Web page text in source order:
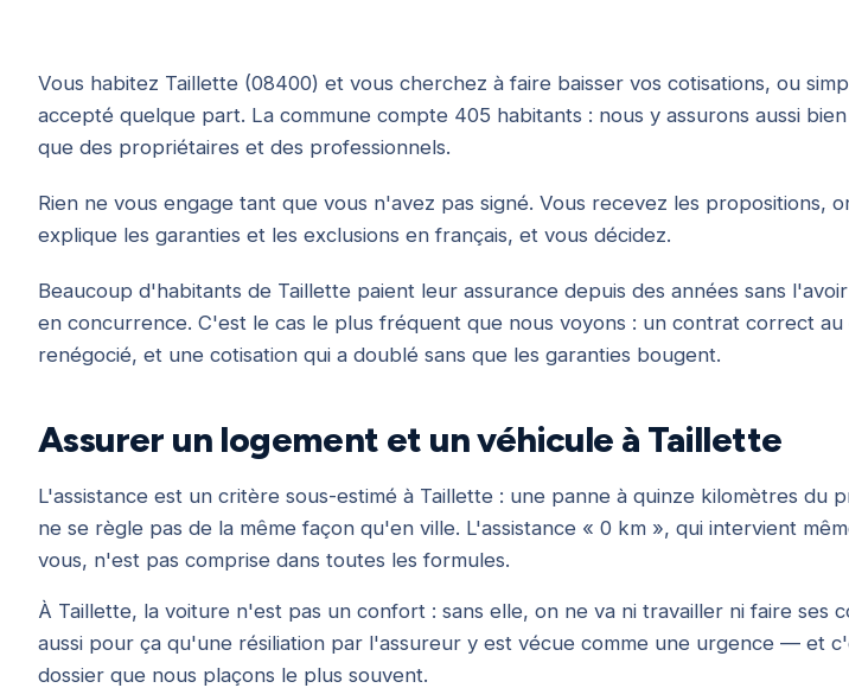
Vous habitez Taillette (08400) et vous cherchez à faire baisser vos cotisations, ou
accepté quelque part. La commune compte 405 habitants : nous y assurons aussi
que des propriétaires et des professionnels.
Rien ne vous engage tant que vous n'avez pas signé. Vous recevez les propositions,
explique les garanties et les exclusions en français, et vous décidez.
Beaucoup d'habitants de Taillette paient leur assurance depuis des années sans l'avoir
en concurrence. C'est le cas le plus fréquent que nous voyons : un contrat correct au
renégocié, et une cotisation qui a doublé sans que les garanties bougent.
Assurer un logement et un véhicule à Taillette
L'assistance est un critère sous-estimé à Taillette : une panne à quinze kilomètres du
ne se règle pas de la même façon qu'en ville. L'assistance « 0 km », qui intervient
vous, n'est pas comprise dans toutes les formules.
À Taillette, la voiture n'est pas un confort : sans elle, on ne va ni travailler ni faire ses
aussi pour ça qu'une résiliation par l'assureur y est vécue comme une urgence — et
dossier que nous plaçons le plus souvent.